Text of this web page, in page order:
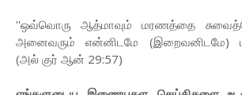
''ஒவ்வொரு ஆத்மாவும் மரணத்தை
அனைவரும் என்னிடமே (இறைவனிடமே)
(அல் குர் ஆன் 29:57)